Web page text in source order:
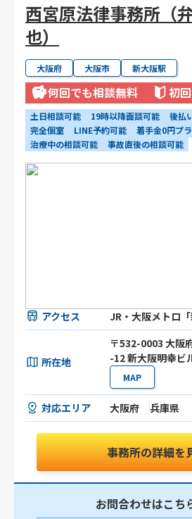
西宮原法律事務所（
也）
大阪府 大阪市 新大阪駅
何回でも相談無料 初
土日相談可能 19時以降面談可能 後払
完全個室
LINE予約可能
着手金0円プ
治療中の相談可能
事故直後の相談可能
アクセス JR・大阪メトロ
所在地
〒532-0003 大阪
-12 新大阪明幸ビ
MAP
対応エリア 大阪府 兵庫県
事務所の詳細を
お問合わせはこち